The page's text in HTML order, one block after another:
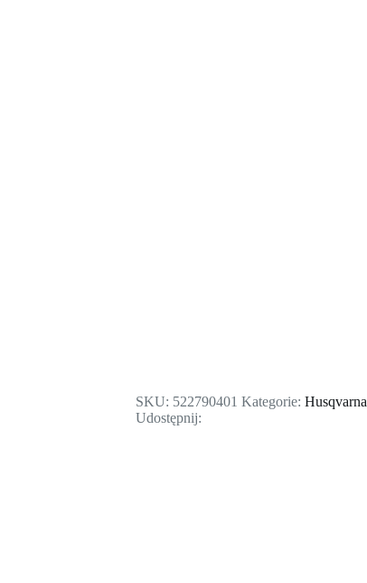
SKU: 522790401 Kategorie: Husqvarna
Udostępnij: